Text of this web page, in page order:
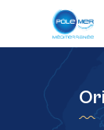
Panneau de